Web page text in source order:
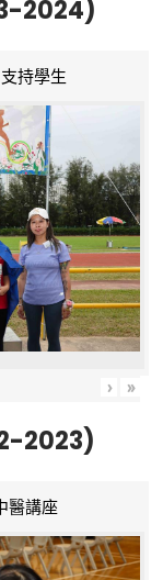
2024)
持學生
› »
2023)
醫講座